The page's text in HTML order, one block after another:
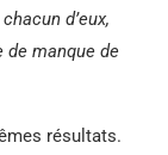
d’eux,
manque de
résultats.